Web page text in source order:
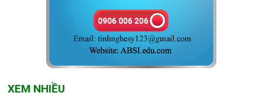
XEM NHIỀU